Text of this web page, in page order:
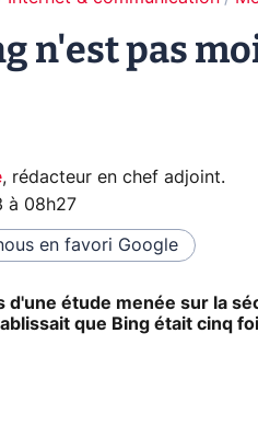
n'est pas
, rédacteur en chef adjoint.
à 08h27
en favori Google
étude menée sur la
que Bing était cinq